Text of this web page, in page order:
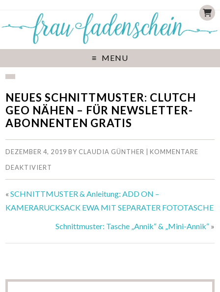
MENU
NEUES SCHNITTMUSTER: CLUTCH
GEO NÄHEN – FÜR NEWSLETTER-
ABONNENTEN GRATIS
DEZEMBER 4, 2019 BY CLAUDIA GÜNTHER
KOMMENTARE
DEAKTIVIERT
«SCHNITTMUSTER & Anleitung: ADD ON –
KAMERARUCKSACK EWA MIT SEPARATER FOTOTASCHE
Schnittmuster: Tasche „Annik“ & „Mini-Annik“»